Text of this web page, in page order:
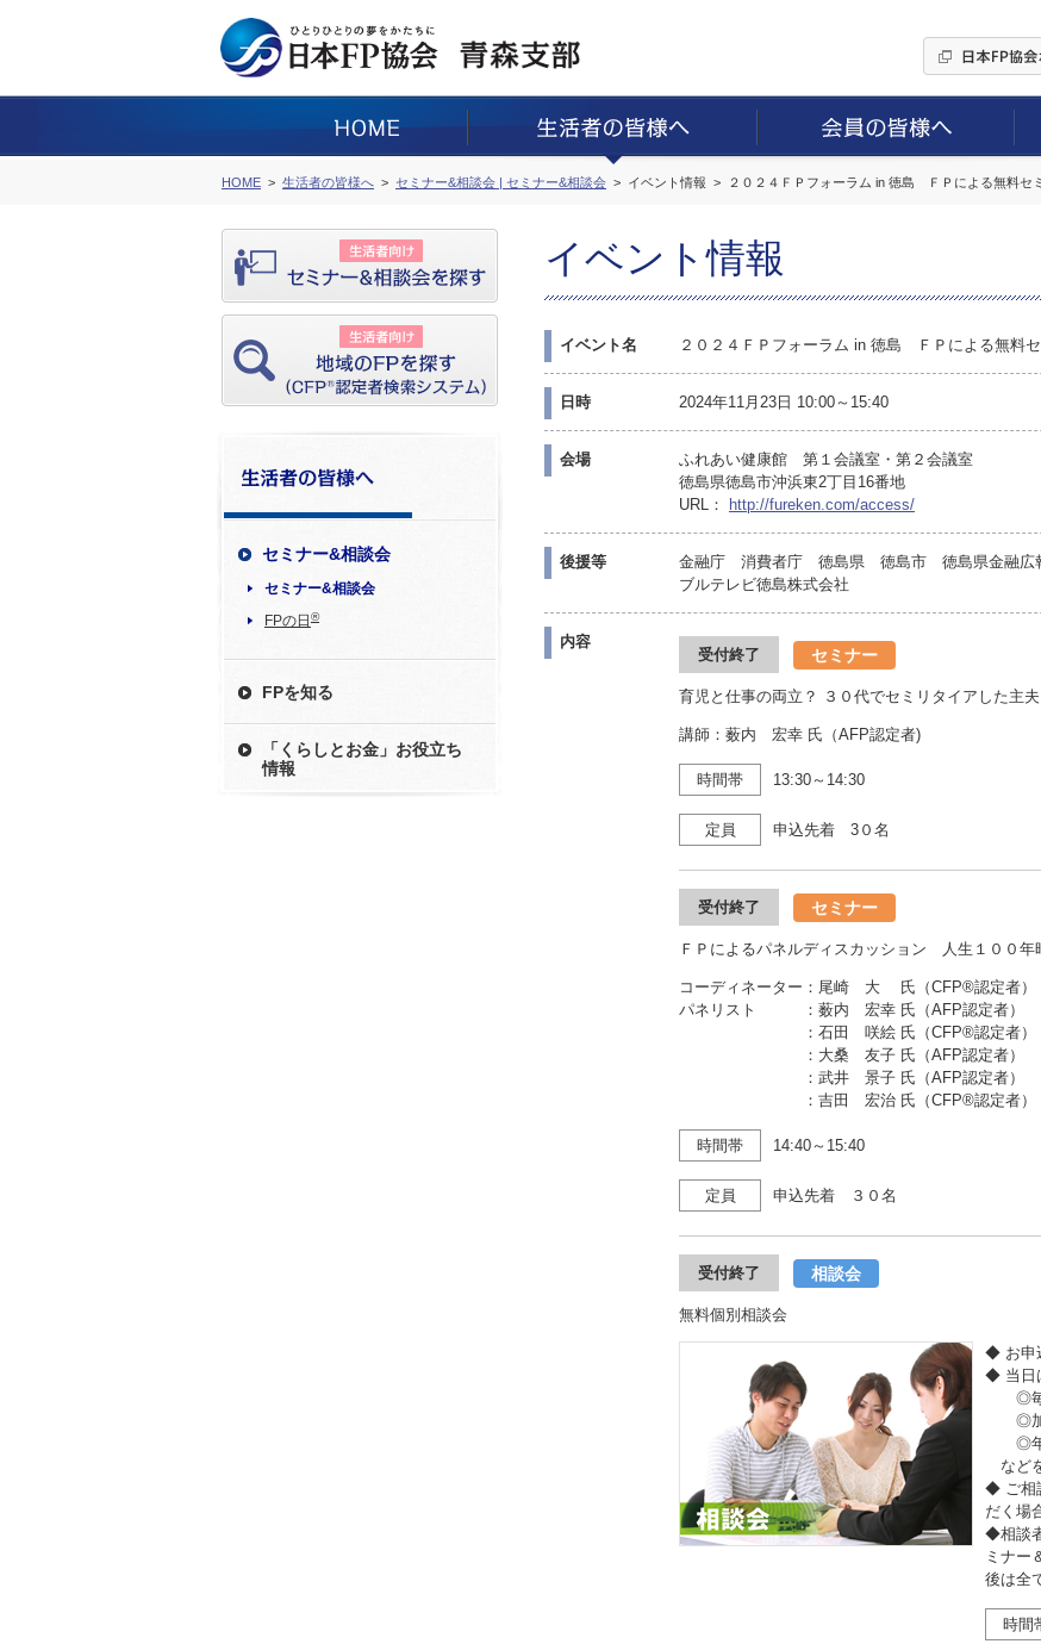
HOME 生活者の皆様へ セミナー&相談会 | セミナー&相談会 イベント情報 ２０２４ＦＰフォーラム in 徳島 ＦＰによる無料セ
セミナー&相談会
セミナー&相談会
FPの日 ®
FPを知る
「くらしとお金」お役立ち
情報
イベント情報
イベント名 ２０２４ＦＰフォーラム in 徳島 ＦＰによる無料
日時 2024年11月23日 10:00～15:40
会場
ふれあい健康館 第１会議室・第２会議室
徳島県徳島市沖浜東2丁目16番地
URL：
http://fureken.com/access/
後援等
金融庁 消費者庁 徳島県 徳島市 徳島県金融広
ブルテレビ徳島株式会社
内容
受付終了 セミナー
育児と仕事の両立？ ３０代でセミリタイアした主
講師：薮内 宏幸 氏（AFP認定者)
時間帯 13:30～14:30
定員 申込先着 3０名
受付終了 セミナー
ＦＰによるパネルディスカッション 人生１００年
コーディネーター：尾崎 大 氏（CFP®認定者）
パネリスト ：薮内 宏幸 氏（AFP認定者）
：石田 咲絵 氏（CFP®認定者）
：大桑 友子 氏（AFP認定者
：武井 景子 氏（AFP認定者）
：吉田 宏治 氏（CFP®認定者）
時間帯 14:40～15:40
定員 申込先着 ３０名
受付終了 相談会
無料個別相談会
◆ お申
◆ 当日
◎毎
◎加
◎年
など
◆ ご相
だく場
◆相談
ミナー
後は全
時間